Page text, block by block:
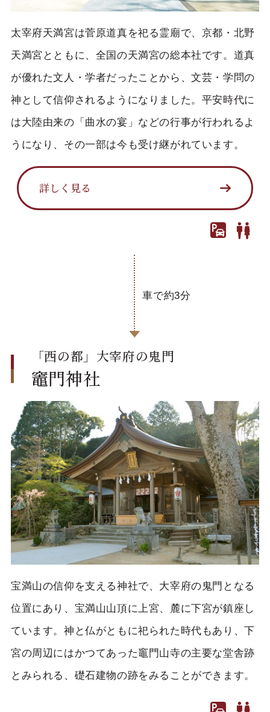
太宰府天満宮は菅原道真を祀る霊廟で、京都・北野
天満宮とともに、全国の天満宮の総本社です。道真
が優れた文人・学者だったことから、文芸・学問の
神として信仰されるようになりました。平安時代に
は大陸由来の「曲水の宴」などの行事が行われるよ
うになり、その一部は今も受け継がれています。
詳しく見る
車で約3分
「西の都」大宰府の鬼門
竈門神社
宝満山の信仰を支える神社で、大宰府の鬼門となる
位置にあり、宝満山山頂に上宮、麓に下宮が鎮座し
ています。神と仏がともに祀られた時代もあり、下
宮の周辺にはかつてあった竈門山寺の主要な堂舎跡
とみられる、礎石建物の跡をみることができます。